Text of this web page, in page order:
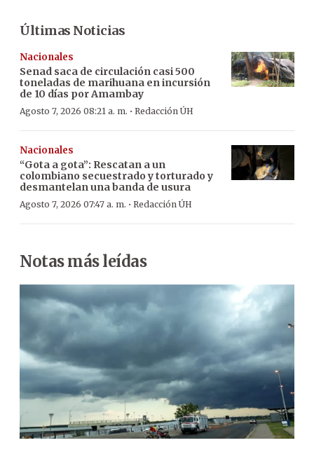
Últimas Noticias
Nacionales
Senad saca de circulación casi 500
toneladas de marihuana en incursión
de 10 días por Amambay
Agosto 7, 2026 08:21 a. m. · Redacción ÚH
Nacionales
“Gota a gota”: Rescatan a un
colombiano secuestrado y torturado y
desmantelan una banda de usura
Agosto 7, 2026 07:47 a. m. · Redacción ÚH
Notas más leídas